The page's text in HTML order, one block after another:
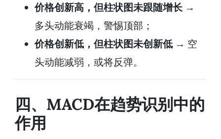
价格创新高，但柱状图未跟随增长 →
多头动能衰竭，警惕顶部；
价格创新低，但柱状图未创新低 → 空
头动能减弱，或将反弹。
四、MACD在趋势识别中的
作用